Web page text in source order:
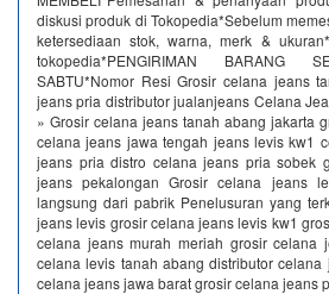
diskusi produk di Tokopedia*Sebelum
ketersediaan stok, warna, merk &
tokopedia*PENGIRIMAN BARANG
SABTU*Nomor Resi Grosir celana jeans
jeans pria distributor jualanjeans Celana
» Grosir celana jeans tanah abang jakarta
celana jeans jawa tengah jeans levis kw1
jeans pria distro celana jeans pria sobek
jeans pekalongan Grosir celana jeans
langsung dari pabrik‎ Penelusuran yang
jeans levis grosir celana jeans levis kw1
celana jeans murah meriah grosir celana
celana levis tanah abang distributor
celana jeans jawa barat grosir celana jeans